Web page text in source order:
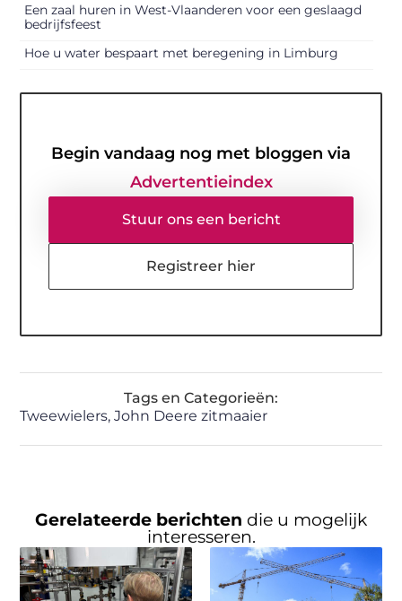
Een zaal huren in West-Vlaanderen voor een geslaagd
bedrijfsfeest
Hoe u water bespaart met beregening in Limburg
Begin vandaag nog met bloggen via
Advertentieindex
Stuur ons een bericht
Registreer hier
Tags en Categorieën:
Tweewielers,John Deere zitmaaier
Gerelateerde berichten die u mogelijk
interesseren.